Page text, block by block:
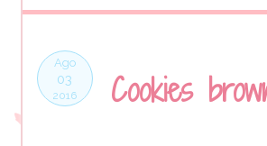
Ago
03
2016 Cookies